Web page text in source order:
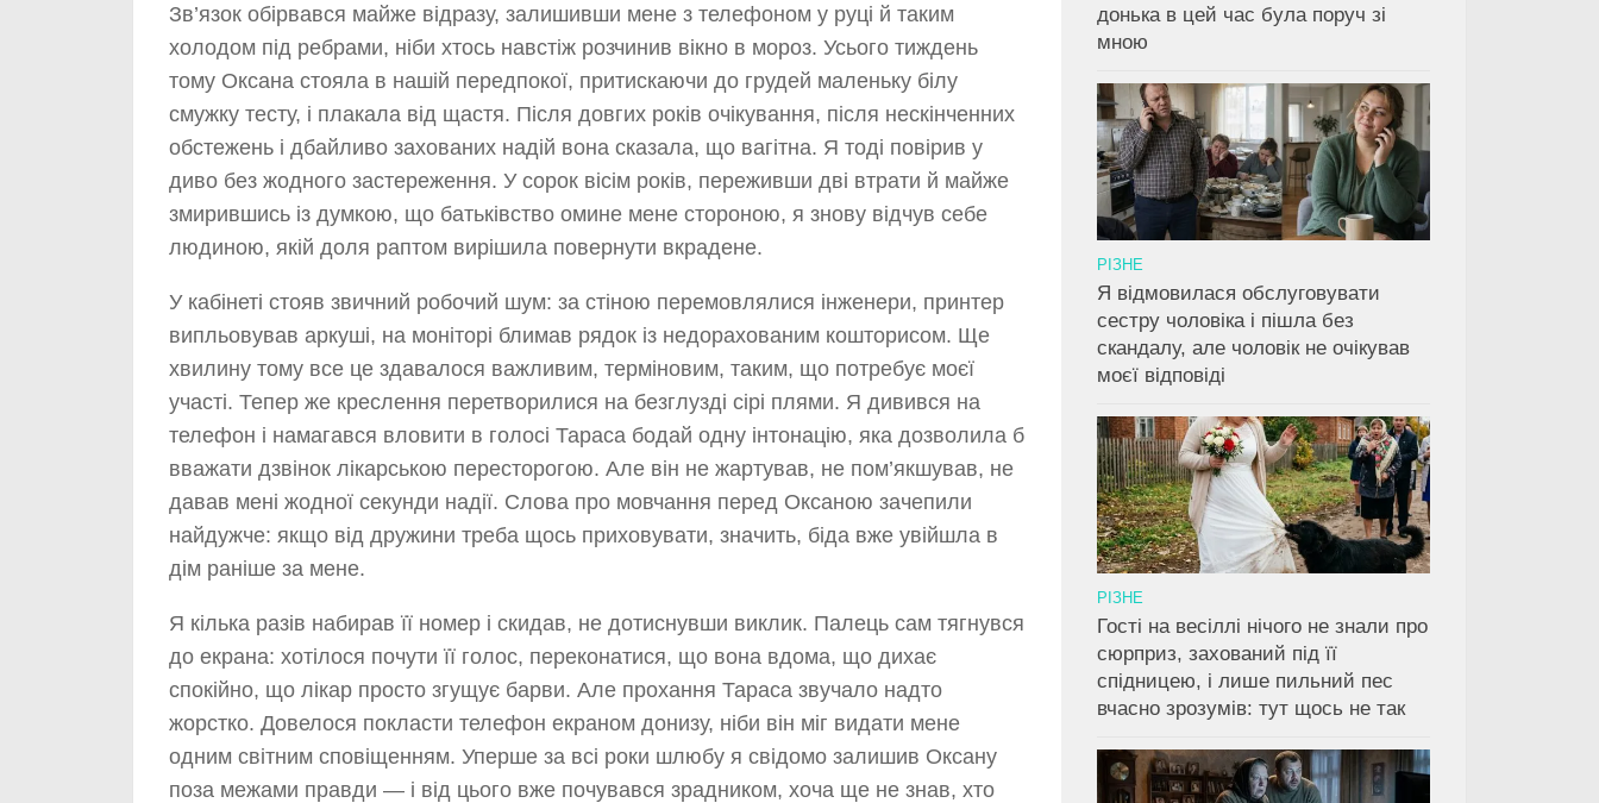
Зв’язок обірвався майже відразу, залишивши мене з телефоном у руці й таким
холодом під ребрами, ніби хтось навстіж розчинив вікно в мороз. Усього тиждень
тому Оксана стояла в нашій передпокої, притискаючи до грудей маленьку білу
смужку тесту, і плакала від щастя. Після довгих років очікування, після нескінченних
обстежень і дбайливо захованих надій вона сказала, що вагітна. Я тоді повірив у
диво без жодного застереження. У сорок вісім років, переживши дві втрати й майже
змирившись із думкою, що батьківство омине мене стороною, я знову відчув себе
людиною, якій доля раптом вирішила повернути вкрадене.
У кабінеті стояв звичний робочий шум: за стіною перемовлялися інженери, принтер
випльовував аркуші, на моніторі блимав рядок із недорахованим кошторисом. Ще
хвилину тому все це здавалося важливим, терміновим, таким, що потребує моєї
участі. Тепер же креслення перетворилися на безглузді сірі плями. Я дивився на
телефон і намагався вловити в голосі Тараса бодай одну інтонацію, яка дозволила б
вважати дзвінок лікарською пересторогою. Але він не жартував, не пом’якшував, не
давав мені жодної секунди надії. Слова про мовчання перед Оксаною зачепили
найдужче: якщо від дружини треба щось приховувати, значить, біда вже увійшла в
дім раніше за мене.
Я кілька разів набирав її номер і скидав, не дотиснувши виклик. Палець сам тягнувся
до екрана: хотілося почути її голос, переконатися, що вона вдома, що дихає
спокійно, що лікар просто згущує барви. Але прохання Тараса звучало надто
жорстко. Довелося покласти телефон екраном донизу, ніби він міг видати мене
одним світним сповіщенням. Уперше за всі роки шлюбу я свідомо залишив Оксану
поза межами правди — і від цього вже почувався зрадником, хоча ще не знав, хто
донька в цей час була поруч зі
мною
РІЗНЕ
Я відмовилася обслуговувати
сестру чоловіка і пішла без
скандалу, але чоловік не очікував
моєї відповіді
РІЗНЕ
Гості на весіллі нічого не знали про
сюрприз, захований під її
спідницею, і лише пильний пес
вчасно зрозумів: тут щось не так